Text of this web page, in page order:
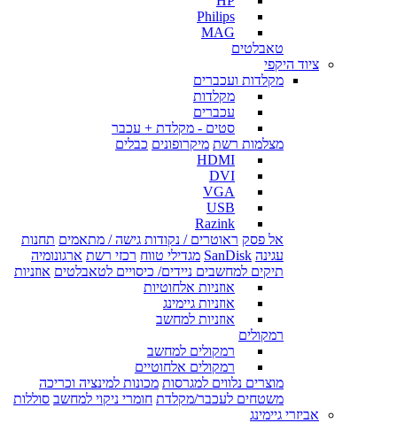
Philips
MAG
טאבלטים
ציוד היקפי
מקלדות ועכברים
מקלדות
עכברים
סטים - מקלדת + עכבר
מצלמות רשת מיקרופונים כבלים
HDMI
DVI
VGA
USB
Razink
אל פסק ראוטרים / נקודות גישה / מתאמים תחנות
עגינה SanDisk מגדילי טווח רכזי רשת ארגונומיה
תיקים למחשבים ניידים/ כיסויים לטאבלטים אוזניות
אוזניות אלחוטיות
אוזניות גיימינג
אוזניות למחשב
רמקולים
רמקולים למחשב
רמקולים אלחוטיים
מוצרים נלווים למגרסות מכונות למינציה וכריכה
משטחים לעכבר/מקלדת חומרי ניקוי למחשב סוללות
אביזרי גיימינג